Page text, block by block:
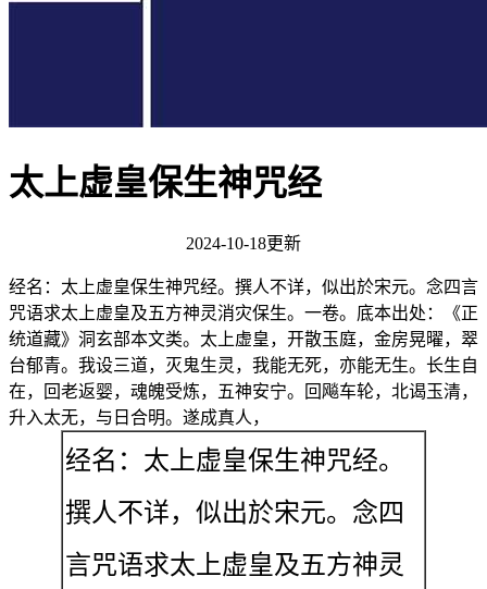
太上虚皇保生神咒经
2024-10-18更新
经名：太上虚皇保生神咒经。撰人不详，似出於宋元。念四言
咒语求太上虚皇及五方神灵消灾保生。一卷。底本出处：《正
统道藏》洞玄部本文类。太上虚皇，开散玉庭，金房晃曜，翠
台郁青。我设三道，灭鬼生灵，我能无死，亦能无生。长生自
在，回老返婴，魂魄受炼，五神安宁。回飚车轮，北谒玉清，
升入太无，与日合明。遂成真人，
经名：太上虚皇保生神咒经。
撰人不详，似出於宋元。念四
言咒语求太上虚皇及五方神灵